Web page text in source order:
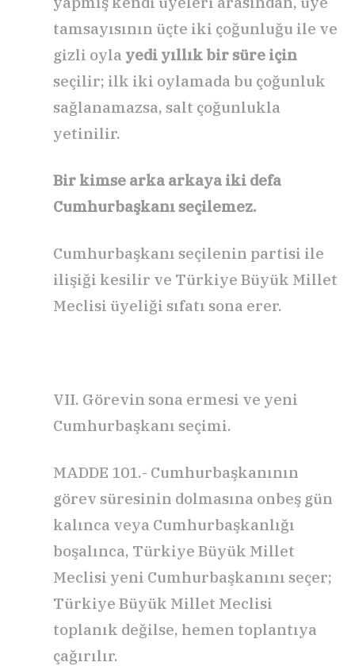
tamsayısının üçte iki çoğunluğu ile ve
gizli oyla yedi yıllık bir süre için
seçilir; ilk iki oylamada bu çoğunluk
sağlanamazsa, salt çoğunlukla
yetinilir.
Bir kimse arka arkaya iki defa
Cumhurbaşkanı seçilemez.
Cumhurbaşkanı seçilenin partisi ile
ilişiği kesilir ve Türkiye Büyük Millet
Meclisi üyeliği sıfatı sona erer.
VII. Görevin sona ermesi ve yeni
Cumhurbaşkanı seçimi.
MADDE 101.- Cumhurbaşkanının
görev süresinin dolmasına onbeş gün
kalınca veya Cumhurbaşkanlığı
boşalınca, Türkiye Büyük Millet
Meclisi yeni Cumhurbaşkanını seçer;
Türkiye Büyük Millet Meclisi
toplanık değilse, hemen toplantıya
çağırılır.